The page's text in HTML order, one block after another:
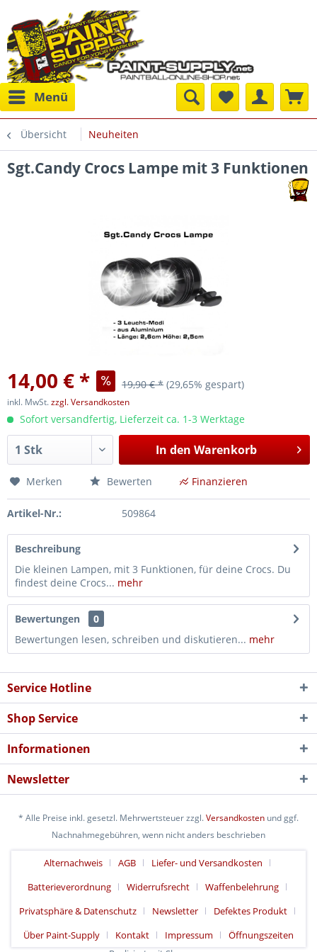
Menü
Übersicht Neuheiten
Sgt.Candy Crocs Lampe mit 3 Funktionen
14,00 € * 19,90 € * (29,65% gespart)
inkl. MwSt.zzgl. Versandkosten
Sofort versandfertig, Lieferzeit ca. 1-3 Werktage
In den Warenkorb
Merken Bewerten Finanzieren
Artikel-Nr.: 509864
Beschreibung
Die kleinen Lampen, mit 3 Funktionen, für deine Crocs. Du
findest deine Crocs... mehr
Bewertungen
0
Bewertungen lesen, schreiben und diskutieren... mehr
Service Hotline
Shop Service
Informationen
Newsletter
* Alle Preise inkl. gesetzl. Mehrwertsteuer zzgl.Versandkosten und ggf.
Nachnahmegebühren, wenn nicht anders beschrieben
Alternachweis AGB
Liefer- und Versandkosten
Batterieverordnung
Widerrufsrecht
Waffenbelehrung
Privatsphäre & Datenschutz
Newsletter
Defektes Produkt
Über Paint-Supply
Kontakt Impressum
Öffnungszeiten